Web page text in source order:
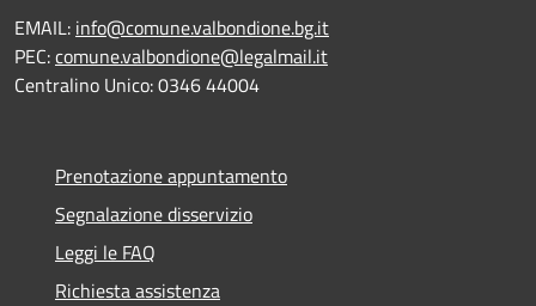
EMAIL: info@comune.valbondione.bg.it
PEC:comune.valbondione@legalmail.it
Centralino Unico: 0346 44004
Prenotazione appuntamento
Segnalazione disservizio
Leggi le FAQ
Richiesta assistenza